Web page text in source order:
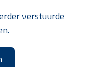
verstuurde